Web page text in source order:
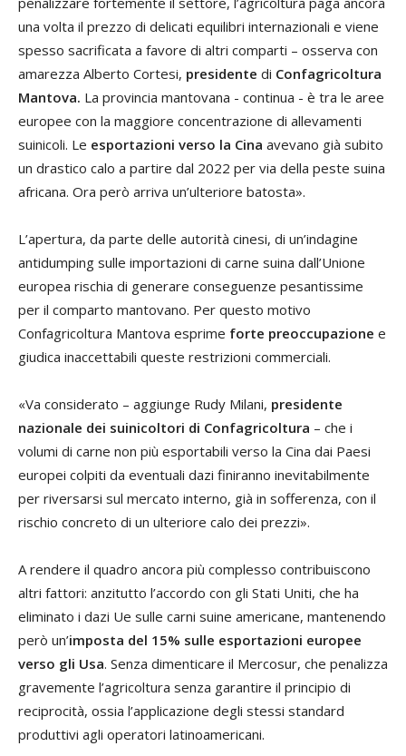
una volta il prezzo di delicati equilibri internazionali e viene
spesso sacrificata a favore di altri comparti – osserva con
amarezza Alberto Cortesi, presidente di Confagricoltura
Mantova. La provincia mantovana - continua - è tra le aree
europee con la maggiore concentrazione di allevamenti
suinicoli. Le esportazioni verso la Cina avevano già subito
un drastico calo a partire dal 2022 per via della peste suina
africana. Ora però arriva un’ulteriore batosta».
L’apertura, da parte delle autorità cinesi, di un’indagine
antidumping sulle importazioni di carne suina dall’Unione
europea rischia di generare conseguenze pesantissime
per il comparto mantovano. Per questo motivo
Confagricoltura Mantova esprime forte preoccupazione e
giudica inaccettabili queste restrizioni commerciali.
«Va considerato – aggiunge Rudy Milani, presidente
nazionale dei suinicoltori di Confagricoltura – che i
volumi di carne non più esportabili verso la Cina dai Paesi
europei colpiti da eventuali dazi finiranno inevitabilmente
per riversarsi sul mercato interno, già in sofferenza, con il
rischio concreto di un ulteriore calo dei prezzi».
A rendere il quadro ancora più complesso contribuiscono
altri fattori: anzitutto l’accordo con gli Stati Uniti, che ha
eliminato i dazi Ue sulle carni suine americane, mantenendo
però un’imposta del 15% sulle esportazioni europee
verso gli Usa. Senza dimenticare il Mercosur, che penalizza
gravemente l’agricoltura senza garantire il principio di
reciprocità, ossia l’applicazione degli stessi standard
produttivi agli operatori latinoamericani.